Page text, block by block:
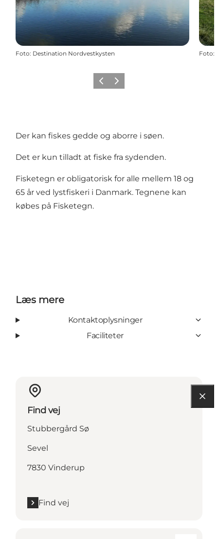
Foto: Destination Nordvestkysten Foto:
ForrigeNæste
Der kan fiskes gedde og aborre i søen.
Det er kun tilladt at fiske fra sydenden.
Fisketegn er obligatorisk for alle mellem 18 og
65 år ved lystfiskeri i Danmark. Tegnene kan
købes på Fisketegn.
Læs mere
Kontaktoplysninger
Faciliteter
Find vej
Stubbergård Sø
Sevel
7830 Vinderup
Find vej